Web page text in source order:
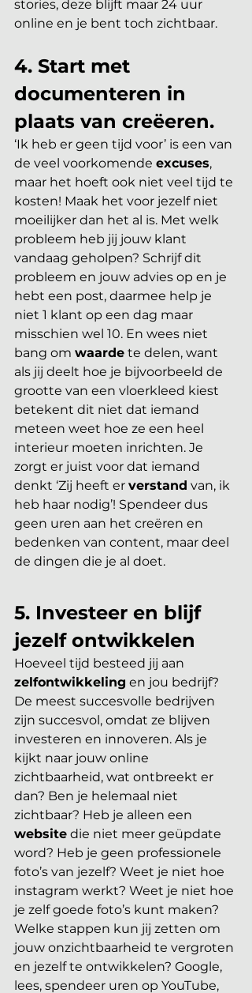
stories, deze blijft maar 24 uur
online en je bent toch zichtbaar.
4. Start met
documenteren in
plaats van creëeren.
‘Ik heb er geen tijd voor’ is een van
de veel voorkomende excuses,
maar het hoeft ook niet veel tijd te
kosten! Maak het voor jezelf niet
moeilijker dan het al is. Met welk
probleem heb jij jouw klant
vandaag geholpen? Schrijf dit
probleem en jouw advies op en je
hebt een post, daarmee help je
niet 1 klant op een dag maar
misschien wel 10. En wees niet
bang om waarde te delen, want
als jij deelt hoe je bijvoorbeeld de
grootte van een vloerkleed kiest
betekent dit niet dat iemand
meteen weet hoe ze een heel
interieur moeten inrichten. Je
zorgt er juist voor dat iemand
denkt ‘Zij heeft er verstand van, ik
heb haar nodig’! Spendeer dus
geen uren aan het creëren en
bedenken van content, maar deel
de dingen die je al doet.
5. Investeer en blijf
jezelf ontwikkelen
Hoeveel tijd besteed jij aan
zelfontwikkeling en jou bedrijf?
De meest succesvolle bedrijven
zijn succesvol, omdat ze blijven
investeren en innoveren. Als je
kijkt naar jouw online
zichtbaarheid, wat ontbreekt er
dan? Ben je helemaal niet
zichtbaar? Heb je alleen een
website die niet meer geüpdate
word? Heb je geen professionele
foto’s van jezelf? Weet je niet hoe
instagram werkt? Weet je niet hoe
je zelf goede foto’s kunt maken?
Welke stappen kun jij zetten om
jouw onzichtbaarheid te vergroten
en jezelf te ontwikkelen? Google,
lees, spendeer uren op YouTube,